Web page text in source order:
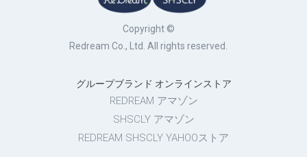
Copyright ©
Redream Co., Ltd. All rights reserved.
グループブランド オンラインストア
REDREAM アマゾン
SHSCLY アマゾン
REDREAM SHSCLY YAHOOストア